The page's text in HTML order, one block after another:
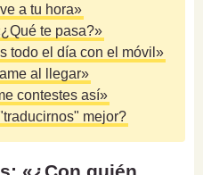
a tu hora»
te pasa?»
todo el día con el móvil»
al llegar»
contestes así»
mejor?
«¿Con quién